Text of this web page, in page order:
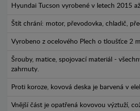
Hyundai Tucson vyrobené v letech 2015
Štít chrání: motor, převodovka, chladič,
Vyrobeno z ocelového Plech o tloušťce 2
Šrouby, matice, spojovací materiál -
zahrnuty.
Proti koroze, kovová deska je barvená v
Vnější část je opatřená kovovou výztuží,